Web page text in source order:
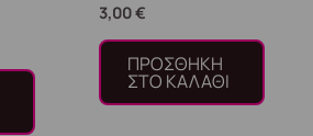
3,00€
ΠΡΟΣΘΉΚΗ
ΣΤΟ ΚΑΛΆΘΙ